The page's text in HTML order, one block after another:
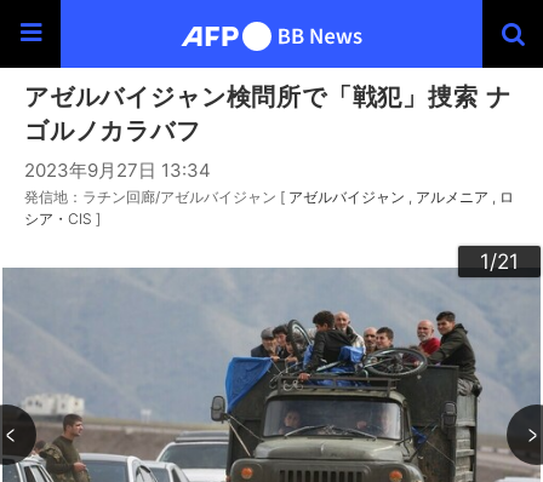
アゼルバイジャン検問所で「戦犯」捜索 ナ
ゴルノカラバフ
2023年9月27日 13:34
発信地：ラチン回廊/アゼルバイジャン [ アゼルバイジャン アルメニア
ロ
シア・CIS ]
1/21
2/21
3/21
4/21
5/21
6/21
7/21
8/21
9/21
10/21
11/21
12/21
13/21
14/21
15/21
16/21
17/21
18/21
19/21
20/21
21/21